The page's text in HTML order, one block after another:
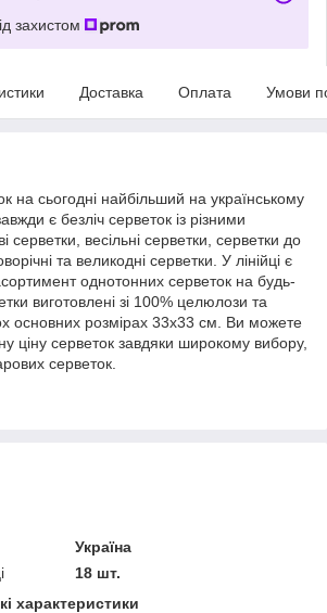
захистом
Доставка Оплата Умови
на сьогодні найбільший на українському
є безліч серветок із різними
серветки, весільні серветки, серветки до
та великодні серветки. У лінійці є
однотонних серветок на будь-
виготовлені зі 100% целюлози та
основних розмірах 33х33 см. Ви можете
ціну серветок завдяки широкому вибору,
серветок.
Україна
18 шт.
характеристики